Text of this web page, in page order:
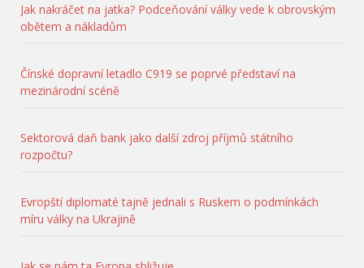
Jak nakráčet na jatka? Podceňování války vede k obrovským
obětem a nákladům
Čínské dopravní letadlo C919 se poprvé představí na
mezinárodní scéně
Sektorová daň bank jako další zdroj příjmů státního
rozpočtu?
Evropští diplomaté tajně jednali s Ruskem o podmínkách
míru války na Ukrajině